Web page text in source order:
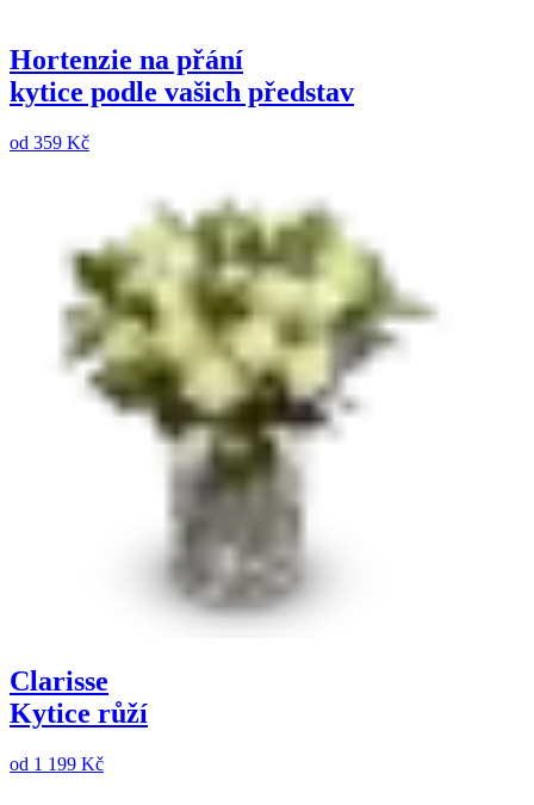
Hortenzie na přání
kytice podle vašich představ
od 359 Kč
Clarisse
Kytice růží
od 1 199 Kč